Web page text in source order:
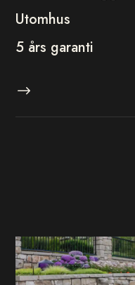
Utomhus
5 års garanti
$